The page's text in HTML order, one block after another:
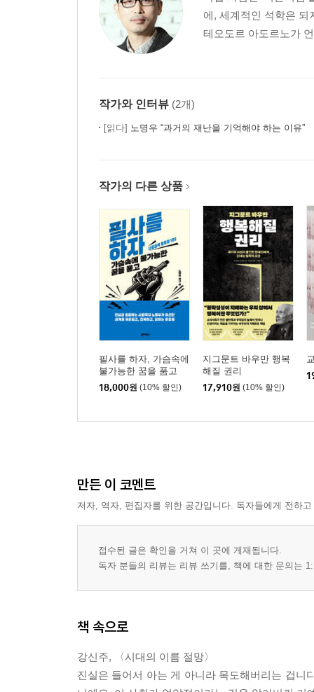
에, 세계적인 석학은 되
테오도르 아도르노가
작가와 인터뷰 (2개)
[읽다] 노명우 “과거의 재난을 기억해야 하는 이유”
작가의 다른 상품
필사를 하자, 가슴속에
불가능한 꿈을 품고
18,000원 (10% 할인)
지그문트 바우만 행복
해질 권리
17,910원 (10% 할인)
만든 이 코멘트
저자, 역자, 편집자를 위한 공간입니다. 독자들에게 전하
접수된 글은 확인을 거쳐 이 곳에 게재됩니다.
독자 분들의 리뷰는 리뷰 쓰기를, 책에 대한 문의는
책 속으로
강신주, 〈시대의 이름 절망〉
진실은 들어서 아는 게 아니라 목도해버리는 겁니